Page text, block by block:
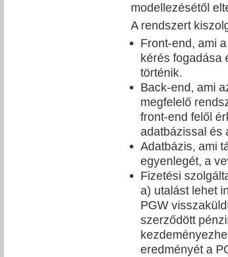
modellezésétől
A rendszert
Front-end, ami
kérés fogadása
történik.
Back-end, ami
megfelelő
front-end felől
adatbázissal és
Adatbázis, ami
egyenlegét, a
Fizetési
a) utalást lehet
PGW
szerződött
eredményét a